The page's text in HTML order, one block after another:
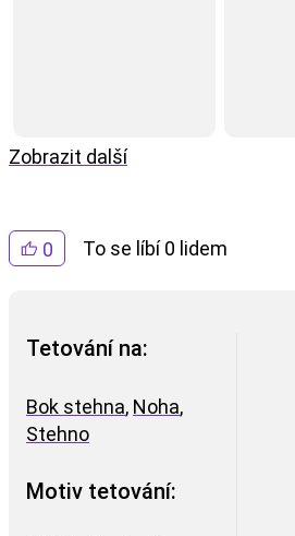
0 To se líbí 0 lidem
Tetování na:
Bok stehna, Noha,
Stehno
Motiv tetování:
Zobrazit další